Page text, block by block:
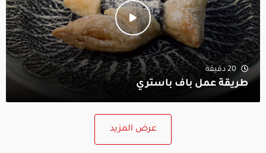
20 دقيقة
طريقة عمل باف باستري
عرض المزيد